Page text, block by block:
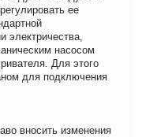
ее
электричества,
насосом
Для этого
для подключения
вносить изменения